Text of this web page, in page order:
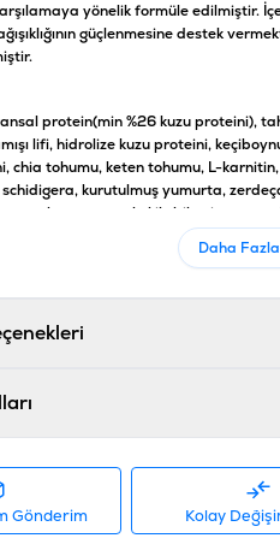
yönelik formüle edilmiştir.
güçlenmesine destek
protein(min %26 kuzu proteini),
lifi, hidrolize kuzu proteini,
chia tohumu, keten tohumu, L-
kurutulmuş yumurta,
karpuz, nar, kekik, biberiye,
kg, Vitamin D3 1500IU/kg,
:
8698995027701
Daha
Gönderim Kolay